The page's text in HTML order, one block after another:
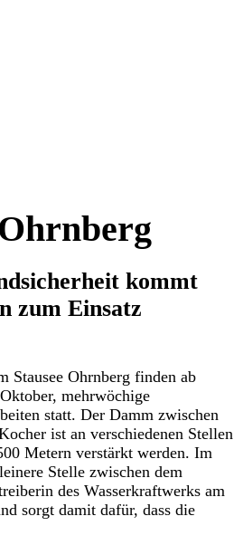
kommt
zum Einsatz
Stausee Ohrnberg finden ab
mehrwöchige
statt. Der Damm zwischen
ist an verschiedenen Stellen
Metern verstärkt werden. Im
Stelle zwischen dem
des Wasserkraftwerks am
sorgt damit dafür, dass die